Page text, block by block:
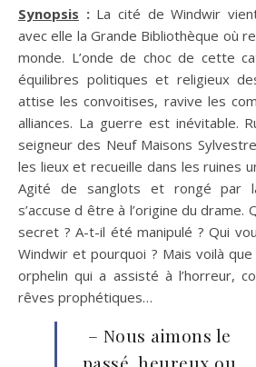
Synopsis : La cité de Windwir
avec elle la Grande Bibliothèque où
monde. L’onde de choc de cette
équilibres politiques et religieux
attise les convoitises, ravive les
alliances. La guerre est inévitable.
seigneur des Neuf Maisons
les lieux et recueille dans les ruines
Agité de sanglots et rongé par
s’accuse d être à l’origine du
secret ? A-t-il été manipulé ? Qui
Windwir et pourquoi ? Mais voilà
orphelin qui a assisté à l’horreur,
rêves prophétiques…
– Nous aimons le
passé, heureux ou